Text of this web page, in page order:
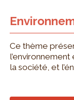
Ce thème
la société, et